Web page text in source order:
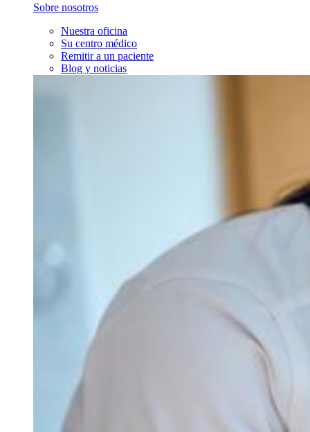
Sobre nosotros
Nuestra oficina
Su centro médico
Remitir a un paciente
Blog y noticias